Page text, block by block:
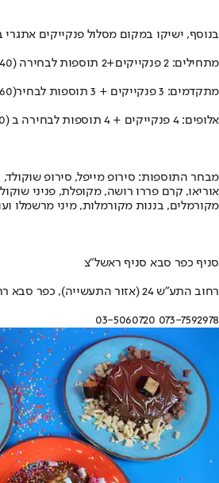
בנוסף, ישיקו במקום מסלול פנקייקים
מתחילים: 2 פנקייקים+2 תוספות לבחירה (40 שקלים)
מתקדמים: 3 פנקייקים + 3 תוספות לבחיר(60 שקלים)
אלופים: 4 פנקייקים + 4 תוספות לבחירה ב (80 שקלים)
מבחר התוספות: סירופ מייפל, סירופ
אוריאו, קרם פררו רושה, מקופלת, פניני
מקורמלים, בננות מקורמלות, מיני מרשמלו
סניף כפר סבא סניף ראשל"צ
רחוב התע"ש 24 (אזור התעשייה), כפר סבא רח' אליעזר מזל 11, ראשון לציון
073-7592978 03-5060720